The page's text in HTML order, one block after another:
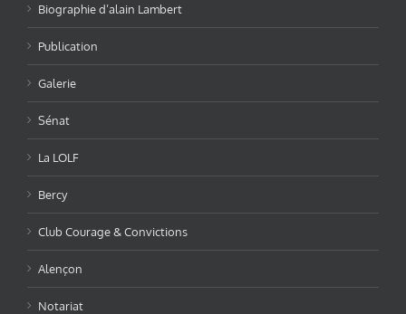
Biographie d’alain Lambert
Publication
Galerie
Sénat
La LOLF
Bercy
Club Courage & Convictions
Alençon
Notariat